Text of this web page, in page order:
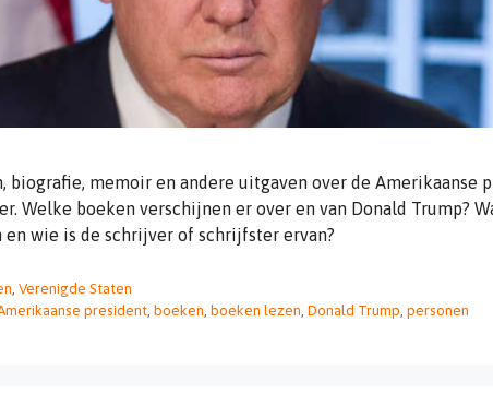
biografie, memoir en andere uitgaven over de Amerikaanse
Welke boeken verschijnen er over en van Donald Trump?
en wie is de schrijver of schrijfster ervan?
Verenigde Staten
president, boeken boeken lezen Donald Trump personen